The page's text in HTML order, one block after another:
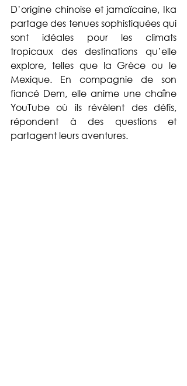
D’origine chinoise et jamaïcaine, Ika
partage des tenues sophistiquées qui
sont idéales pour les climats
tropicaux des destinations qu’elle
explore, telles que la Grèce ou le
Mexique. En compagnie de son
fiancé Dem, elle anime une chaîne
YouTube où ils révèlent des défis,
répondent à des questions et
partagent leurs aventures.